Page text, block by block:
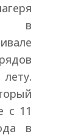
в
с 11
в